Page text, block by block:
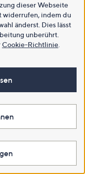
dieser Webseite
widerrufen, indem du
änderst. Dies lässt
unberührt.
Cookie-Richtlinie